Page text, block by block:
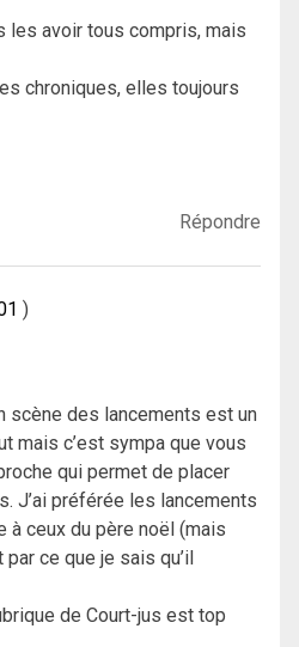
les avoir tous compris, mais
chroniques, elles toujours
Répondre
scène des lancements est un
mais c’est sympa que vous
qui permet de placer
J’ai préférée les lancements
à ceux du père noël (mais
ce que je sais qu’il
de Court-jus est top